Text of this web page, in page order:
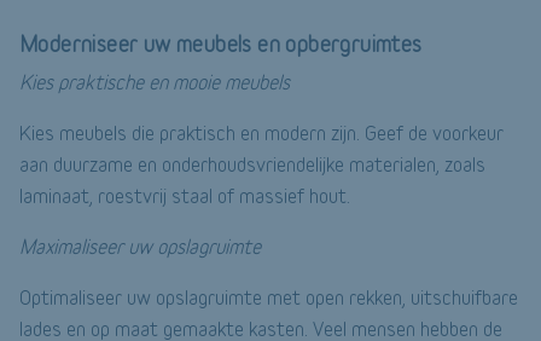
Moderniseer uw meubels en opbergruimtes
Kies praktische en mooie meubels
Kies meubels die praktisch en modern zijn. Geef de voorkeur
aan duurzame en onderhoudsvriendelijke materialen, zoals
laminaat, roestvrij staal of massief hout.
Maximaliseer uw opslagruimte
Optimaliseer uw opslagruimte met open rekken, uitschuifbare
lades en op maat gemaakte kasten. Veel mensen hebben de